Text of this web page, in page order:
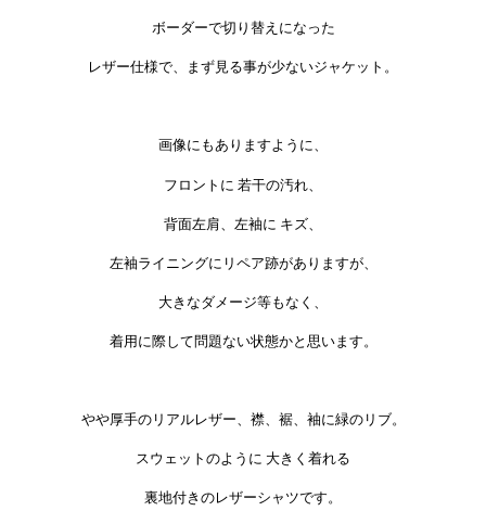
ボーダーで切り替えになった
レザー仕様で、まず見る事が少ないジャケット。
画像にもありますように、
フロントに 若干の汚れ、
背面左肩、左袖に キズ、
左袖ライニングにリペア跡がありますが、
大きなダメージ等もなく、
着用に際して問題ない状態かと思います。
やや厚手のリアルレザー、襟、裾、袖に緑のリブ。
スウェットのように 大きく着れる
裏地付きのレザーシャツです。